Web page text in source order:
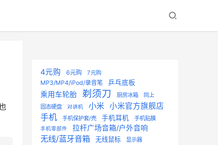
4元购 6元购 7元购
MP3/MP4/iPod/录音笔 乒乓底板
乘用车轮胎 剃须刀 厨房冰箱
同上
固态硬盘
对讲机 小米 小米官方旗舰店
手机 手机保护套/壳 手机耳机 手机贴膜
手机零部件 拉杆广场音箱/户外音响
无线/蓝牙音箱 无线鼠标 显示器